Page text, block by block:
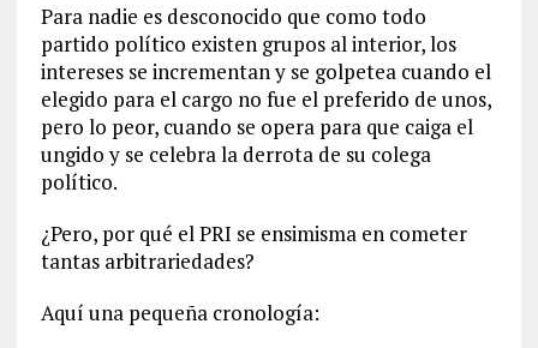
Para nadie es desconocido que como todo
partido político existen grupos al interior, los
intereses se incrementan y se golpetea cuando el
elegido para el cargo no fue el preferido de unos,
pero lo peor, cuando se opera para que caiga el
ungido y se celebra la derrota de su colega
político.
¿Pero, por qué el PRI se ensimisma en cometer
tantas arbitrariedades?
Aquí una pequeña cronología: